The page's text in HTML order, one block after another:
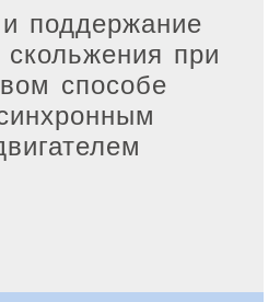
поддержание
скольжения при
способе